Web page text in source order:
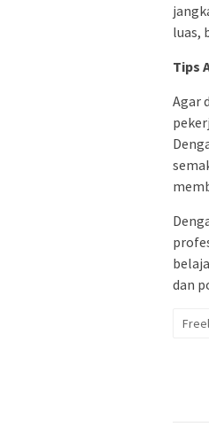
luas,
Tips
Agar
dan